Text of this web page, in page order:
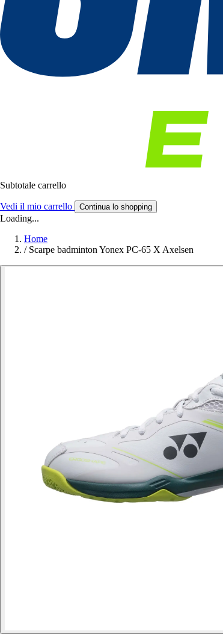
Subtotale carrello
Vedi il mio carrello Continua lo shopping
Loading...
Home
/ Scarpe badminton Yonex PC-65 X Axelsen